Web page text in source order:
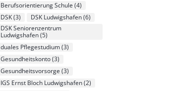
Berufsorientierung Schule (4)
DSK(3) DSK Ludwigshafen(6)
DSK Seniorenzentrum
Ludwigshafen(5)
duales Pflegestudium(3)
Gesundheitskonto(3)
Gesundheitsvorsorge (3)
IGS Ernst Bloch Ludwigshafen(2)